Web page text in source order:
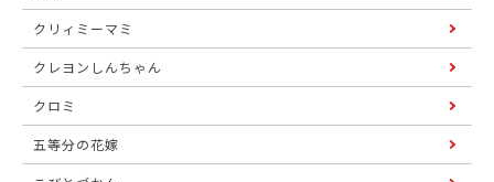
クリィミーマミ
クレヨンしんちゃん
クロミ
五等分の花嫁